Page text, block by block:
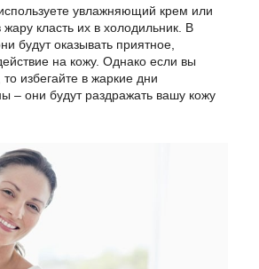
увлажняющий крем или
класть их в холодильник. В
будут оказывать приятное,
на кожу. Однако если вы
избегайте в жаркие дни
– они будут раздражать вашу кожу